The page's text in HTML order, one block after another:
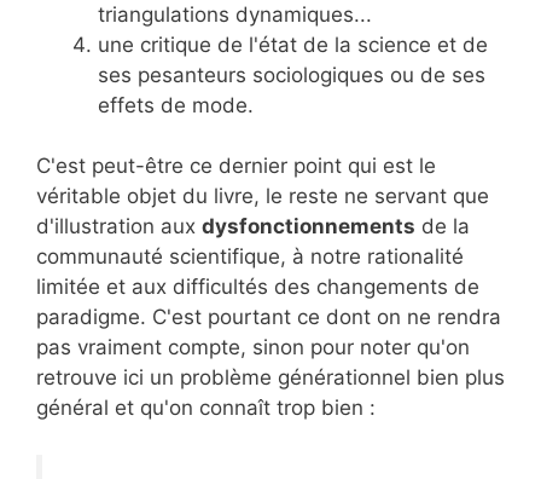
triangulations dynamiques...
une critique de l'état de la science et de
ses pesanteurs sociologiques ou de ses
effets de mode.
C'est peut-être ce dernier point qui est le
véritable objet du livre, le reste ne servant que
d'illustration aux dysfonctionnements de la
communauté scientifique, à notre rationalité
limitée et aux difficultés des changements de
paradigme. C'est pourtant ce dont on ne rendra
pas vraiment compte, sinon pour noter qu'on
retrouve ici un problème générationnel bien plus
général et qu'on connaît trop bien :